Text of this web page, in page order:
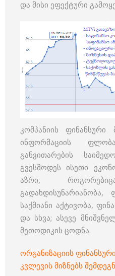
და მისი ეფექტური
კომპანიის ფინანსური
ინფორმაციის
განვითარების
გვესმოდეს ისეთი
აზრი,
გადახდისუნარიანობა,
საქმიანი აქტივობა,
და სხვა; ასევე
მეთოდიკის ცოდნა.
ორგანიზაციის
კვლევის მიზნებს